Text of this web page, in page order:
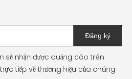
Đăng ký
sẽ nhận được quảng cáo trên
tiếp về thương hiệu của chúng